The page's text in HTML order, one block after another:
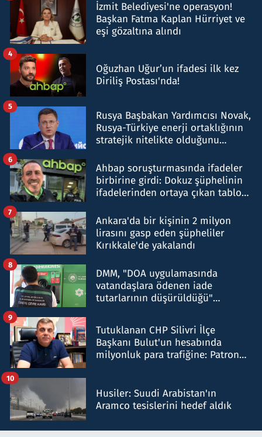
İzmit Belediyesi'ne operasyon!
Başkan Fatma Kaplan Hürriyet ve
eşi gözaltına alındı
Oğuzhan Uğur’un ifadesi ilk kez
Diriliş Postası'nda!
4
Rusya Başbakan Yardımcısı Novak,
Rusya-Türkiye enerji ortaklığının
stratejik nitelikte olduğunu
5
Ahbap soruşturmasında ifadeler
birbirine girdi: Dokuz şüphelinin
ifadelerinden ortaya çıkan tablo
6
Ankara'da bir kişinin 2 milyon
lirasını gasp eden şüpheliler
Kırıkkale'de yakalandı
7
DMM, "DOA uygulamasında
vatandaşlara ödenen iade
tutarlarının düşürüldüğü"
8
Tutuklanan CHP Silivri İlçe
Başkanı Bulut'un hesabında
milyonluk para trafiğine: Patron
9
Husiler: Suudi Arabistan'ın
Aramco tesislerini hedef aldık
10